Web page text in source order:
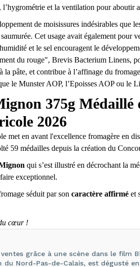
et la ventilation pour aboutir
de moisissures indésirables que
Cet usage avait également pour
et le sel encouragent le
du rouge", Brevis Bacterium Linens,
la pâte, et contribue à l’affinage du
le Munster AOP, l’Epoisses AOPou le
375g Médaillé
2026
met en avant l'excellence fromagère en
59 médailles depuis la création du
qui s’est illustré en décrochant la
exceptionnel.
séduit par son caractère affirmé et
cœur !
grâce à une scène dans le film
du Nord-Pas-de-Calais, est dégusté